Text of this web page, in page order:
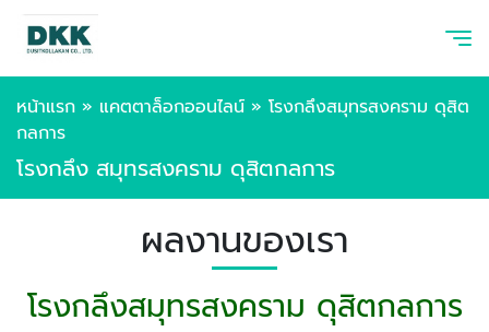
หน้าแรก » แคตตาล็อกออนไลน์ » โรงกลึงสมุทรสงคราม ดุสิต
กลการ
โรงกลึง สมุทรสงคราม ดุสิตกลการ
ผลงานของเรา
โรงกลึงสมุทรสงคราม ดุสิตกลการ